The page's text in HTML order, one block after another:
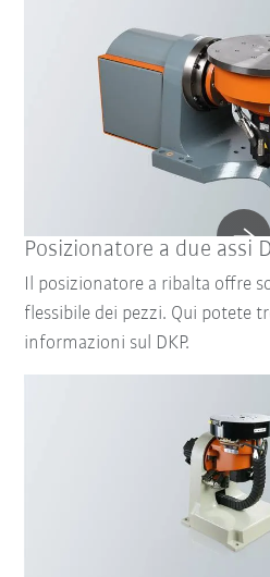
Posizionatore a due assi
Il posizionatore a ribalta offre
flessibile dei pezzi. Qui potete
informazioni sul DKP.